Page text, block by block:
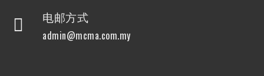
电邮方式
admin@mcma.com.my